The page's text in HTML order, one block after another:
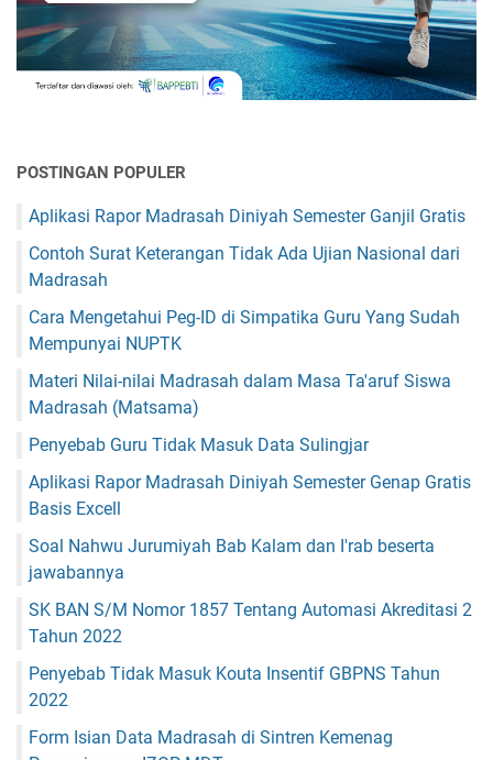
POSTINGAN POPULER
Aplikasi Rapor Madrasah Diniyah Semester Ganjil Gratis
Contoh Surat Keterangan Tidak Ada Ujian Nasional dari
Madrasah
Cara Mengetahui Peg-ID di Simpatika Guru Yang Sudah
Mempunyai NUPTK
Materi Nilai-nilai Madrasah dalam Masa Ta'aruf Siswa
Madrasah (Matsama)
Penyebab Guru Tidak Masuk Data Sulingjar
Aplikasi Rapor Madrasah Diniyah Semester Genap Gratis
Basis Excell
Soal Nahwu Jurumiyah Bab Kalam dan I'rab beserta
jawabannya
SK BAN S/M Nomor 1857 Tentang Automasi Akreditasi 2
Tahun 2022
Penyebab Tidak Masuk Kouta Insentif GBPNS Tahun
2022
Form Isian Data Madrasah di Sintren Kemenag